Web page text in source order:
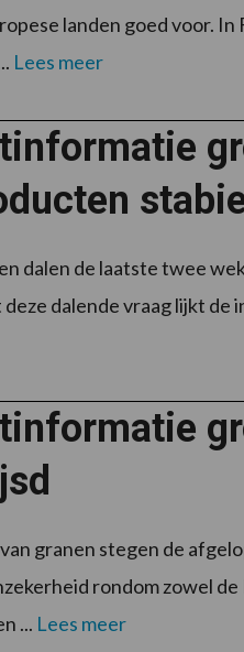
landen goed voor.
Lees meer
dalen de laatste twee
dalende vraag lijkt
granen stegen de
rondom zowel
... Lees meer